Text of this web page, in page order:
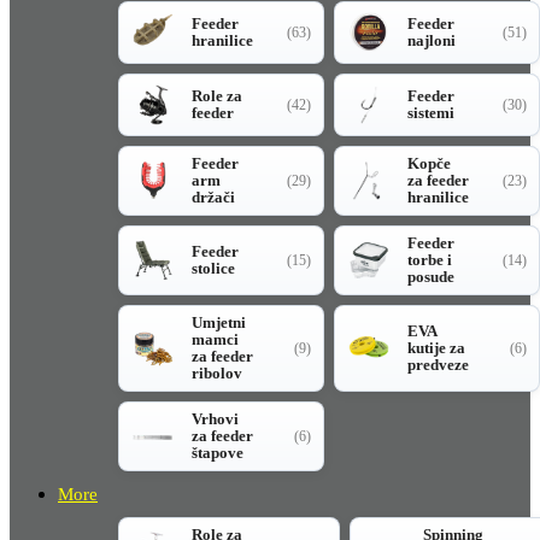
Feeder
hranilice
(63)
Feeder
najloni
(51)
Role za
feeder
(42)
Feeder
sistemi
(30)
Feeder
arm
držači
(29)
Kopče
za feeder
hranilice
(23)
Feeder
stolice
(15)
Feeder
torbe i
posude
(14)
Umjetni
mamci
za feeder
ribolov
(9)
EVA
kutije za
predveze
(6)
Vrhovi
za feeder
štapove
(6)
More
Role za
Spinning